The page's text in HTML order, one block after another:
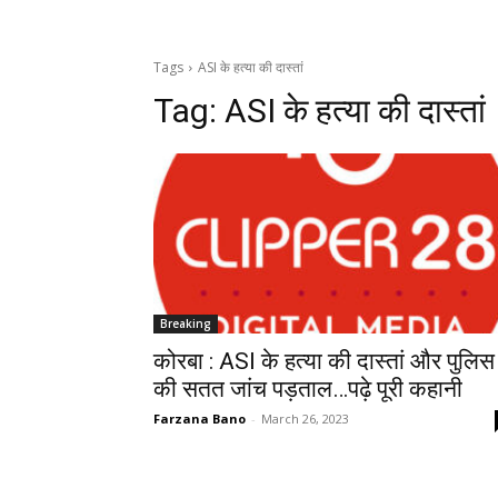
Tags ASI के हत्या की दास्तां
Tag: ASI के हत्या की दास्तां
Breaking
कोरबा : ASI के हत्या की दास्तां और पुलिस
की सतत जांच पड़ताल…पढ़े पूरी कहानी
Farzana Bano - March 26, 2023